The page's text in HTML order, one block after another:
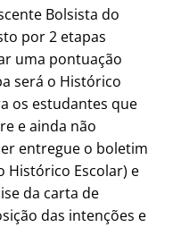
Bolsista do
por 2 etapas
uma pontuação
será o Histórico
os estudantes que
e ainda não
entregue o boletim
Histórico Escolar) e
da carta de
das intenções e